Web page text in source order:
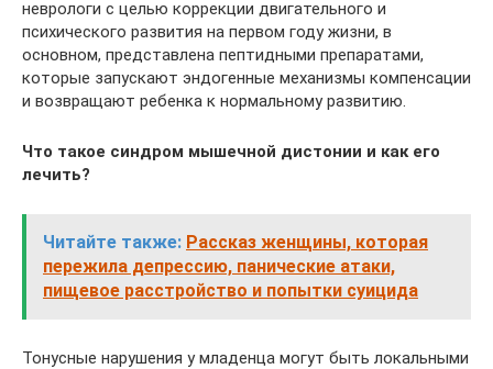
неврологи с целью коррекции двигательного и
психического развития на первом году жизни, в
основном, представлена пептидными препаратами,
которые запускают эндогенные механизмы компенсации
и возвращают ребенка к нормальному развитию.
Что такое синдром мышечной дистонии и как его
лечить?
Читайте также: Рассказ женщины, которая
пережила депрессию, панические атаки,
пищевое расстройство и попытки суицида
Тонусные нарушения у младенца могут быть локальными